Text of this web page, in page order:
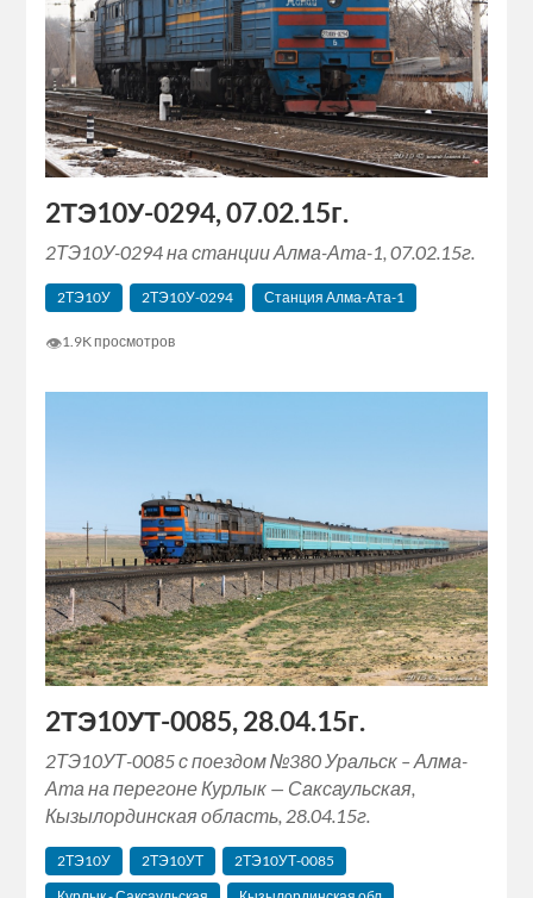
2ТЭ10У-0294, 07.02.15г.
2ТЭ10У-0294 на станции Алма-Ата-1, 07.02.15г.
2ТЭ10У 2ТЭ10У-0294 Станция Алма-Ата-1
👁1.9K просмотров
2ТЭ10УТ-0085, 28.04.15г.
2ТЭ10УТ-0085 с поездом №380 Уральск – Алма-
Ата на перегоне Курлык — Саксаульская,
Кызылординская область, 28.04.15г.
2ТЭ10У 2ТЭ10УТ
2ТЭ10УТ-0085